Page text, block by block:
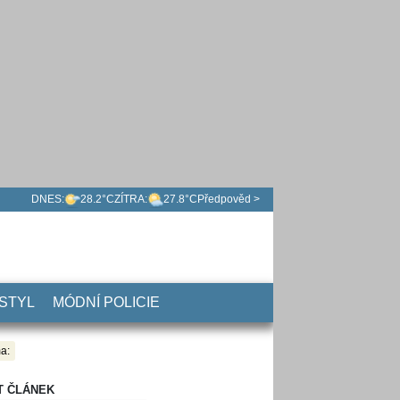
DNES: 28.2°CZÍTRA: 27.8°C Předpověd >
MÓDNÍ POLICIE
ČLÁNEK